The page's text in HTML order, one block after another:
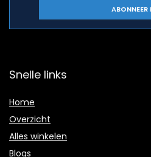
Snelle links
Home
Overzicht
Alles winkelen
Blogs